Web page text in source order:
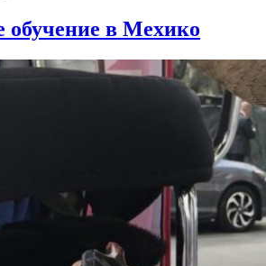
обучение в Мехико